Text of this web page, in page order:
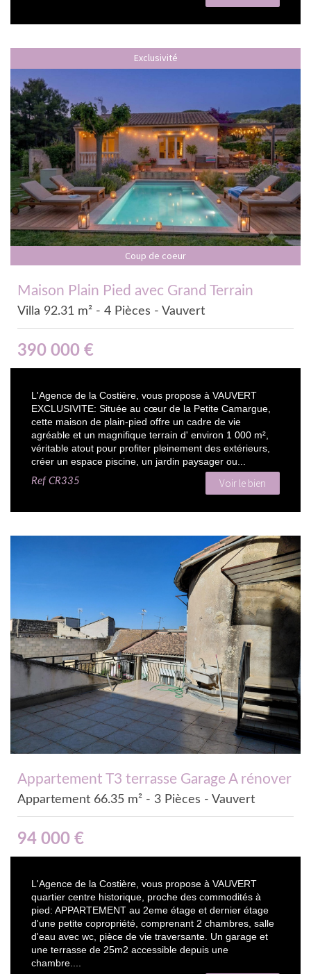
Exclusivité
Coup de coeur
Maison Plain Pied avec Grand Terrain
Villa 92.31 m² - 4 Pièces - Vauvert
390 000 €
L'Agence de la Costière, vous propose à VAUVERT
EXCLUSIVITE: Située au cœur de la Petite Camargue,
cette maison de plain-pied offre un cadre de vie
agréable et un magnifique terrain d' environ 1 000 m²,
véritable atout pour profiter pleinement des extérieurs,
créer un espace piscine, un jardin paysager ou...
Ref CR335 Voir le bien
Appartement T3 terrasse Garage A rénover
Appartement 66.35 m² - 3 Pièces - Vauvert
94 000 €
L'Agence de la Costière, vous propose à VAUVERT
quartier centre historique, proche des commodités à
pied: APPARTEMENT au 2eme étage et dernier étage
d'une petite copropriété, comprenant 2 chambres, salle
d'eau avec wc, pièce de vie traversante. Un garage et
une terrasse de 25m2 accessible depuis une
chambre....